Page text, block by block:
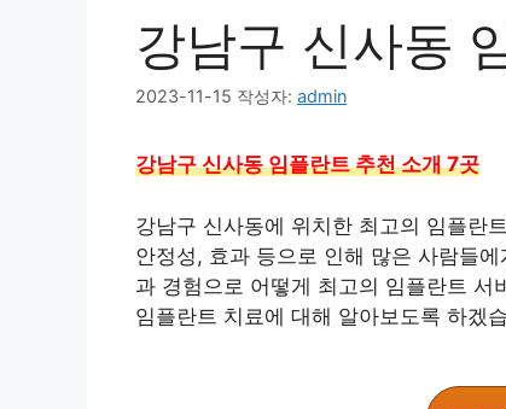
강남구 신사동
2023-11-15 작성자: admin
강남구 신사동 임플란트 추천 소개 7곳
강남구 신사동에 위치한 최고의 임플란
안정성, 효과 등으로 인해 많은 사람들
과 경험으로 어떻게 최고의 임플란트
임플란트 치료에 대해 알아보도록 하겠